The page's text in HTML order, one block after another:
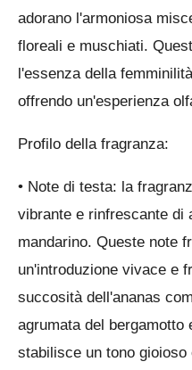
adorano l'armoniosa
floreali e muschiati.
l'essenza della
offrendo un'esperienza
Profilo della fragranza:
• Note di testa: la
vibrante e rinfrescante di
mandarino. Queste note
un'introduzione vivace e
succosità dell'ananas
agrumata del bergamotto
stabilisce un tono gioioso